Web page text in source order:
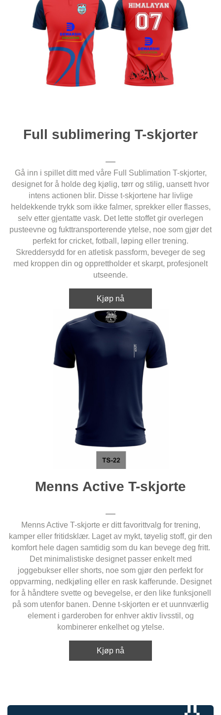
Full sublimering T-skjorter
Gå inn i spillet ditt med våre Full Sublimation T-skjorter,
designet for å holde deg kjølig, tørr og stilig, uansett hvor
intens actionen blir. Disse t-skjortene har livlige
heldekkende trykk som ikke falmer, sprekker eller flasses,
selv etter gjentatte vask. Det lette stoffet gir overlegen
pusteevne og fukttransporterende ytelse, noe som gjør det
perfekt for cricket, fotball, løping eller trening.
Skreddersydd for en atletisk passform, beveger de seg
med kroppen din og opprettholder et skarpt, profesjonelt
utseende.
Kjøp nå
Menns Active T-skjorte
Menns Active T-skjorte er ditt favorittvalg for trening,
kamper eller fritidsklær. Laget av mykt, tøyelig stoff, gir den
komfort hele dagen samtidig som du kan bevege deg fritt.
Det minimalistiske designet passer enkelt med
joggebukser eller shorts, noe som gjør den perfekt for
oppvarming, nedkjøling eller en rask kafferunde. Designet
for å håndtere svette og bevegelse, er den like funksjonell
på som utenfor banen. Denne t-skjorten er et uunnværlig
element i garderoben for enhver aktiv livsstil, og
kombinerer enkelhet og ytelse.
Kjøp nå